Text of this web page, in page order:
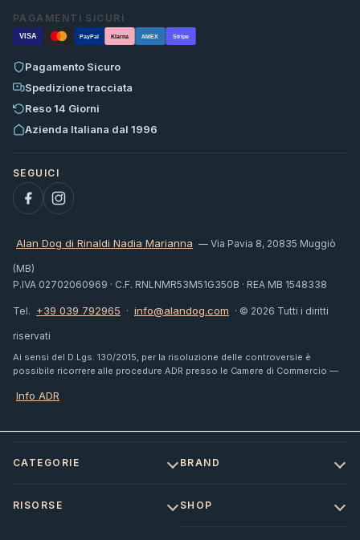
PAGAMENTI SICURI
VISA PayPal Klarna AMEX Stripe
Pagamento Sicuro
Spedizione tracciata
Reso 14 Giorni
Azienda Italiana dal 1996
Alan Dog di Rinaldi Nadia Marianna — Via Pavia 8, 20835 Muggiò
(MB)
P.IVA 02702060969 · C.F. RNLNMR53M51G350B · REA MB 1548338
Tel. +39 039 792965 · info@alandog.com · © 2026 Tutti i diritti
riservati
Ai sensi del D.Lgs. 130/2015, per la risoluzione delle controversie è
possibile ricorrere alle procedure ADR presso le Camere di Commercio —
Info ADR
CATEGORIE BRAND
RISORSE SHOP